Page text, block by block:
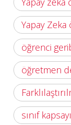
Yapay Zeka
öğrenci
öğretmen
sınıf